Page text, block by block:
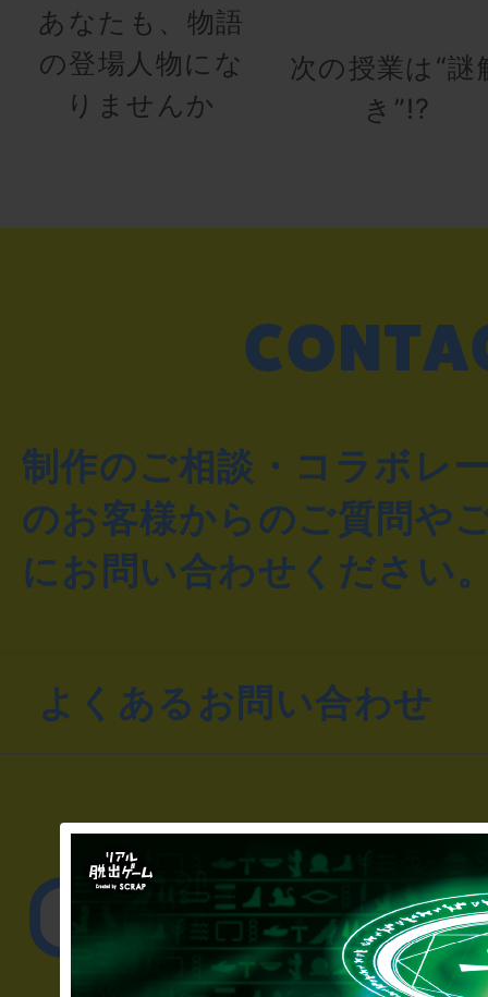
あなたも、物語
の登場人物にな
りませんか
次の授業は“謎
き”!?
制作のご相談・コラボレ
のお客様からのご質問や
にお問い合わせください
よくあるお問い合わせ
▼一般のお客様
公演内容、チケット